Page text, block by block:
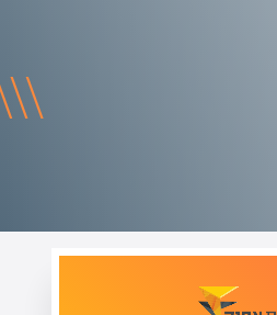
מומחים בהערכת שווי